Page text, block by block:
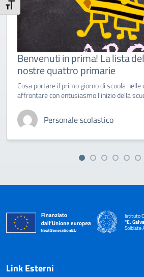
Attiva/disattiva dimensione testo
Benvenuti in prima! La lista
nostre quattro primarie
Cosa portare il primo giorno di scuola
affrontare con entusiasmo l'inizio della
Personale scolastico
Istituto
"E.
Solbiate
— Visita
Link Esterni